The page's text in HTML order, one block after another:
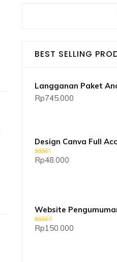
BEST SELLING
Langganan Paket
Rp745.000
Design Canva Full
Dinilai
2.33
Rp48.000
Website
Dinilai5.00
dari 5
Rp150.000